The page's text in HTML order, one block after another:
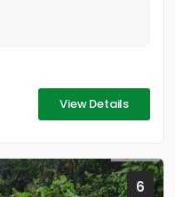
View Details
6